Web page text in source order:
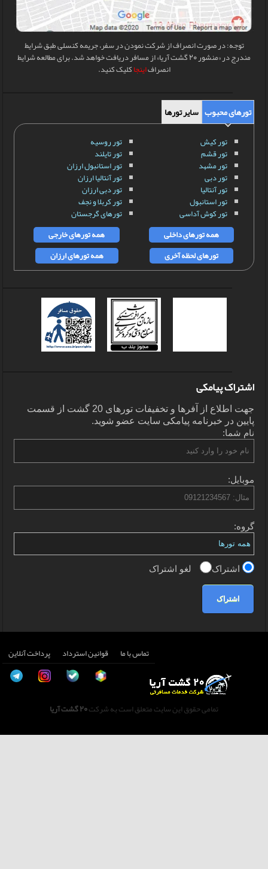
توجه: در صورت انصراف از شرکت نمودن در سفر، جریمه کنسلی طبق شرایط
مندرج در «منشور 20 گشت آریا» از مسافر دریافت خواهد شد. برای مطالعه شرایط
انصرافاینجاکلیک کنید.
تورهای محبوب سایر تورها
تور کیش
تور قشم
تور مشهد
تور دبی
تور آنتالیا
تور استانبول
تور کوش آداسی
تور روسیه
تور تایلند
تور استانبول ارزان
تور آنتالیا ارزان
تور دبی ارزان
تور کربلا و نجف
تورهای گرجستان
همه تورهای داخلی
همه تورهای خارجی
تورهای لحظه آخری
همه تورهای ارزان
اشتراک پیامکی
جهت اطلاع از آفرها و تخفیفات تورهای 20 گشت از قسمت
پایین در خبرنامه پیامکی سایت عضو شوید.
نام شما:
موبایل:
گروه:
اشتراک لغو اشتراک
اشتراک
تماس با ما قوانین استرداد پرداخت آنلاین
تمامی حقوق این سایت متعلق است به شرکت20 گشت آریا